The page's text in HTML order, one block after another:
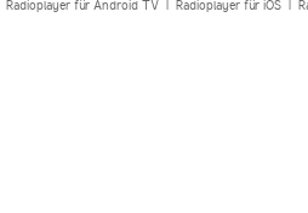
Radioplayer für Android TV| Radioplayer für iOS|